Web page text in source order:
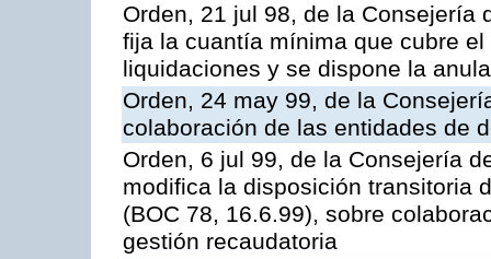
Orden, 21 jul 98, de la Consejería
fija la cuantía mínima que cubre
liquidaciones y se dispone la
Orden, 24 may 99, de la
colaboración de las entidades de
Orden, 6 jul 99, de la Consejería
modifica la disposición transitoria
(BOC 78, 16.6.99), sobre
gestión recaudatoria